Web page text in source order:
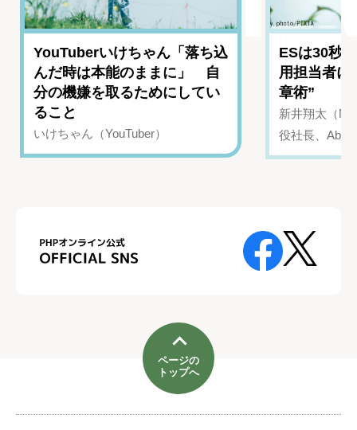
YouTuberいけちゃん「落ち込
んだ時は本能のままに」 自
分の機嫌を取るためにしてい
ること
いけちゃん（YouTuber）
ESは30秒
用担当者に
章術”
新井翔太（
役社長、
ページの
トップへ